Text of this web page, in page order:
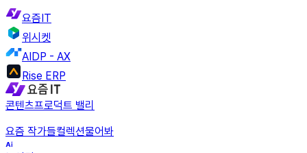
요즘IT
위시켓
AIDP - AX
Rise ERP
콘텐츠프로덕트 밸리
요즘 작가들컬렉션물어봐